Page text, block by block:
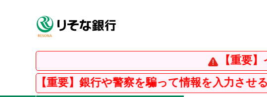
【重要】インスタ
銀行や警察を騙って情報を入力させる「フィッシ